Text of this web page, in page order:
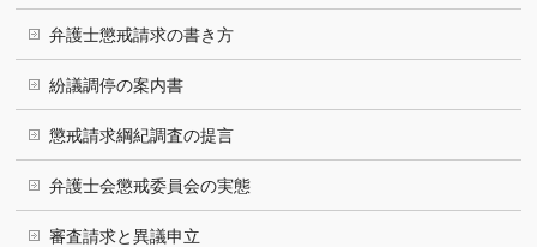
弁護士懲戒請求の書き方
紛議調停の案内書
懲戒請求綱紀調査の提言
弁護士会懲戒委員会の実態
審査請求と異議申立